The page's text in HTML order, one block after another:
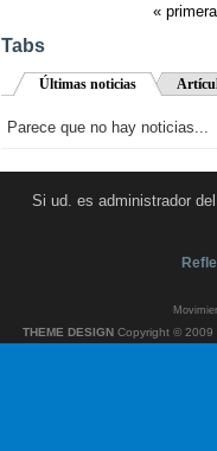
« primera
Tabs
Últimas noticias
Parece que no hay noticias...
Si ud. es administrador
THEME DESIGNCopyright © 2009